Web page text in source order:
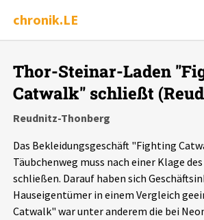
chronik.LE
Ereignis melden
Chronik
Dossiers
Leipziger Zustände
Thor-Steinar-Laden
Catwalk" schließt
Reudnitz-Thonberg
Das Bekleidungsgeschäft "Fighting
Täubchenweg muss nach einer Klage
schließen. Darauf haben sich
Hauseigentümer in einem Vergleich
Catwalk" war unter anderem die bei
Alle Ereignisse
7502Ereignisse
Ereignisse
Exportieren